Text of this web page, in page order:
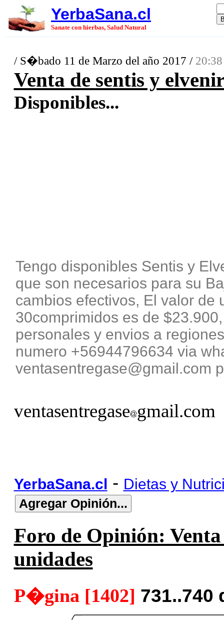
YerbaSana.cl
Sanate con hierbas, Salud Natural
/ S�bado 11 de Marzo del año 2017 /
Venta de sentis y
Disponibles...
Tengo disponibles Sentis y
que son necesarios para su
cambios efectivos, El valor de
30comprimidos es de
personales y envios a
numero +56944796634 via
ventasentregase@gmail.com
ventasentregase gmail.com
YerbaSana.cl - Dietas y
Foro de Opinión:
unidades
P�gina [1402] 731..740